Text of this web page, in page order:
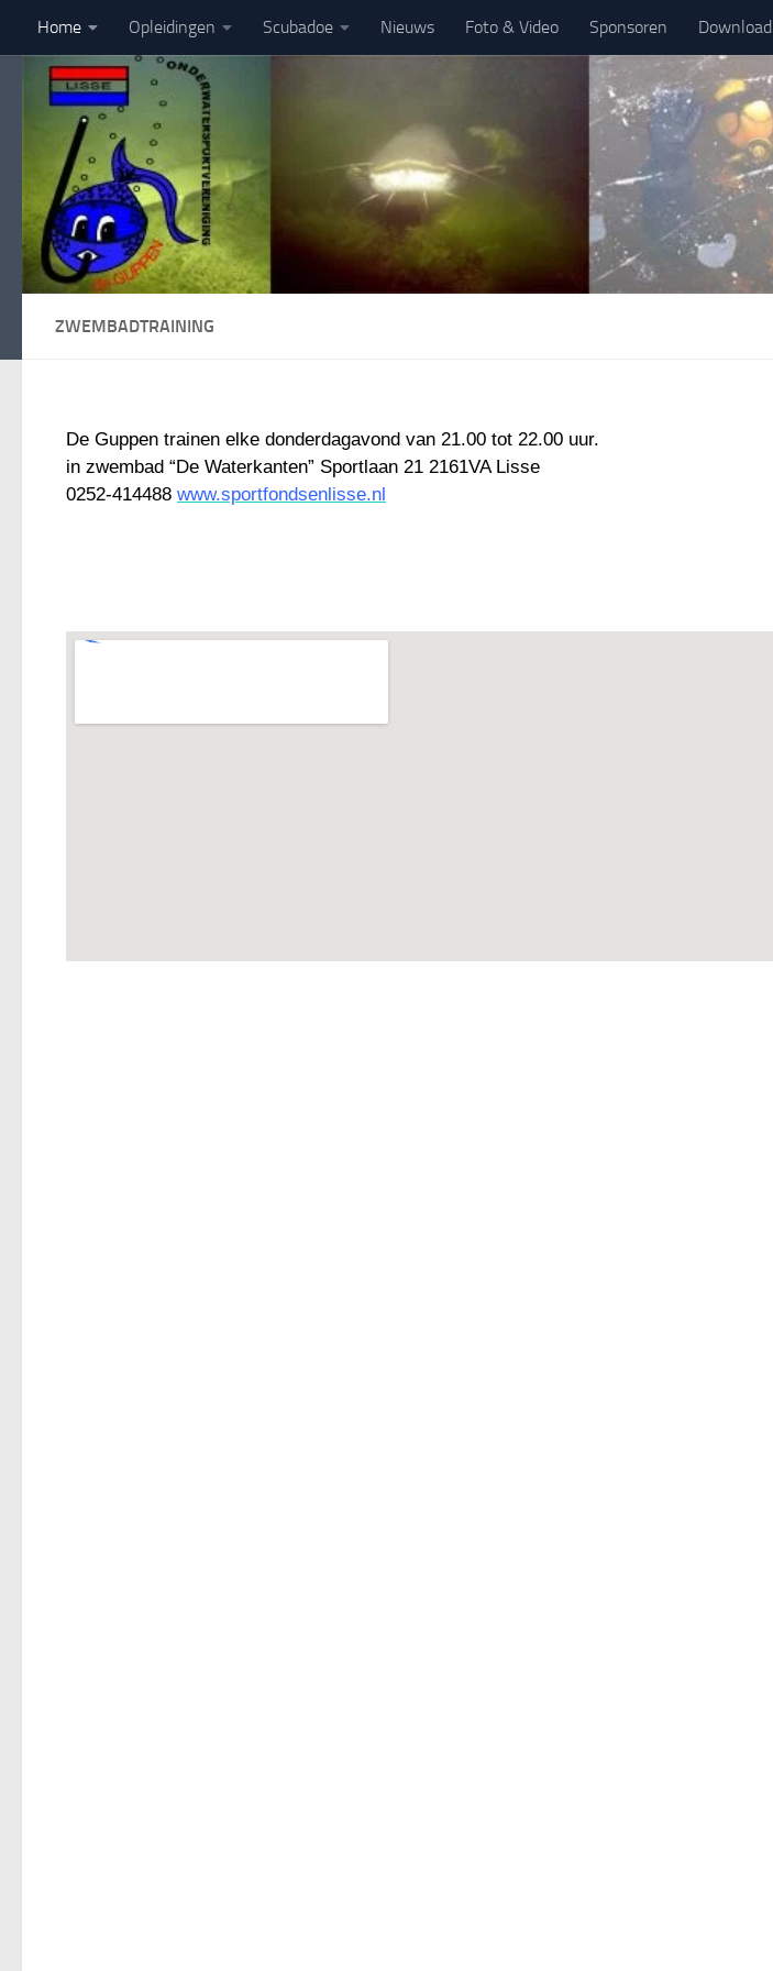
Doorgaan naar inhoud
Home Opleidingen Scubadoe Nieuws Foto & Video Sponsoren Download
ZWEMBADTRAINING
De Guppen trainen elke donderdagavond van 21.00 tot 22.00 uur.
in zwembad “De Waterkanten” Sportlaan 21 2161VA Lisse
0252-414488 www.sportfondsenlisse.nl